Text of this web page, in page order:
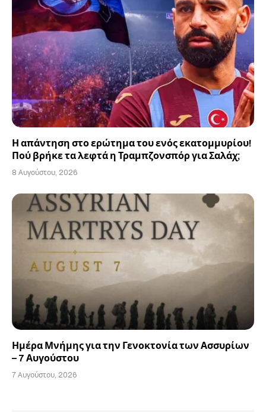
Η απάντηση στο ερώτημα του ενός εκατομμυρίου!
Πού βρήκε τα λεφτά η Τραμπζονσπόρ για Σαλάχ;
8 Αυγούστου, 2026
Ημέρα Μνήμης για την Γενοκτονία των Ασσυρίων
– 7 Αυγούστου
7 Αυγούστου, 2026